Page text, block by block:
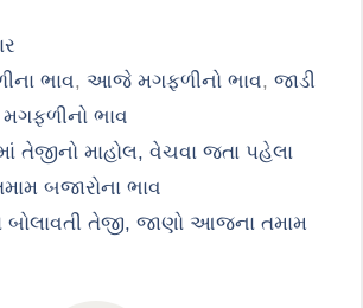
ભાવ,આજે મગફળીનો ભાવ,જાડી
મગફળીનો ભાવ
તેજીનો માહોલ, વેચવા જતા પહેલા
બજારોના ભાવ
બોલાવતી તેજી, જાણો આજના તમામ